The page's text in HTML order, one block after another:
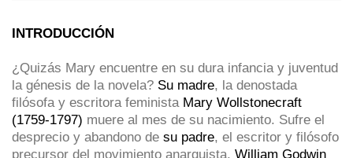
INTRODUCCIÓN
¿Quizás Mary encuentre en su dura infancia y juventud
la génesis de la novela? Su madre, la denostada
filósofa y escritora feminista Mary Wollstonecraft
(1759-1797) muere al mes de su nacimiento. Sufre el
desprecio y abandono de su padre, el escritor y filósofo
precursor del movimiento anarquista, William Godwin